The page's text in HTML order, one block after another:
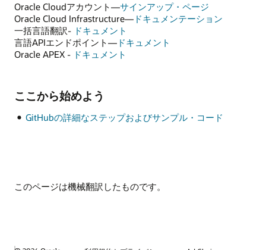
Oracle Cloudアカウント—サインアップ・ページ
Oracle Cloud Infrastructure— ドキュメンテーション
一括言語翻訳- ドキュメント
言語APIエンドポイント— ドキュメント
Oracle APEX - ドキュメント
ここから始めよう
GitHubの詳細なステップおよびサンプル・コード
このページは機械翻訳したものです。